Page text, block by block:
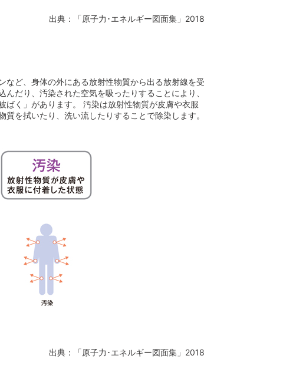
出典：「原子力･エネルギー図面集」2018
ど、身体の外にある放射性物質から出る放射線を受
だり、汚染された空気を吸ったりすることにより、
く」があります。 汚染は放射性物質が皮膚や衣服
を拭いたり、洗い流したりすることで除染します。
出典：「原子力･エネルギー図面集」2018